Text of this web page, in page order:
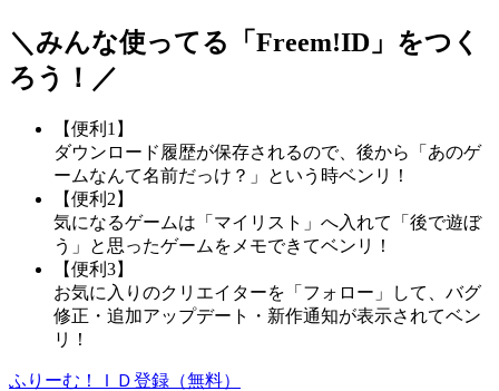
＼みんな使ってる「 Freem!ID 」をつく
ろう！／
【便利1】
ダウンロード履歴が保存されるので、後から「あのゲ
ームなんて名前だっけ？」という時ベンリ！
【便利2】
気になるゲームは「マイリスト」へ入れて「後で遊ぼ
う」と思ったゲームをメモできてベンリ！
【便利3】
お気に入りのクリエイターを「フォロー」して、バグ
修正・追加アップデート・新作通知が表示されてベン
リ！
ふりーむ！ＩＤ登録（無料）